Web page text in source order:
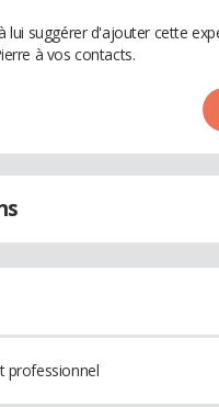
lui suggérer d'ajouter cette
à vos contacts.
professionnel